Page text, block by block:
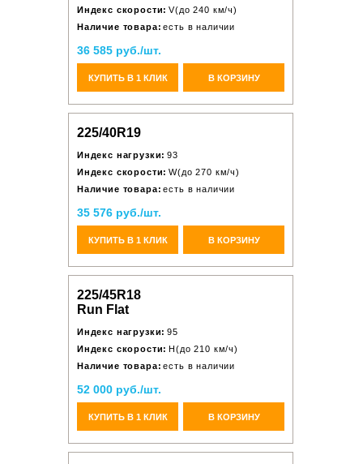
Индекс скорости: V(до 240 км/ч)
Наличие товара: есть в наличии
36 585 руб./шт.
КУПИТЬ В 1 КЛИК В КОРЗИНУ
225/40R19
Индекс нагрузки: 93
Индекс скорости: W(до 270 км/ч)
Наличие товара: есть в наличии
35 576 руб./шт.
КУПИТЬ В 1 КЛИК В КОРЗИНУ
225/45R18
Run Flat
Индекс нагрузки: 95
Индекс скорости: H(до 210 км/ч)
Наличие товара: есть в наличии
52 000 руб./шт.
КУПИТЬ В 1 КЛИК В КОРЗИНУ